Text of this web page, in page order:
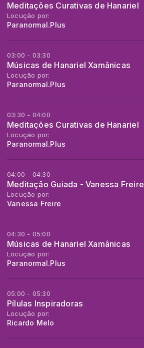
Meditações Curativas de Hanariel
Locução por:
Paranormal.Plus
03:00 - 03:30
Músicas de Hanariel Xamânicas
Locução por:
Paranormal.Plus
03:30 - 04:00
Meditações Curativas de Hanariel
Locução por:
Paranormal.Plus
04:00 - 04:30
Meditação Guiada - Vanessa Freire
Locução por:
Vanessa Freire
04:30 - 05:00
Músicas de Hanariel Xamânicas
Locução por:
Paranormal.Plus
05:00 - 05:30
Pílulas Inspiradoras
Locução por:
Ricardo Melo